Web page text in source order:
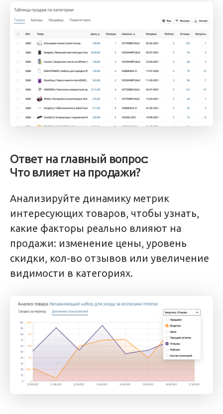
Ответ на главный вопрос:
Что влияет на продажи?
Анализируйте динамику метрик
интересующих товаров, чтобы узнать,
какие факторы реально влияют на
продажи: изменение цены, уровень
скидки, кол-во отзывов или увеличение
видимости в категориях.